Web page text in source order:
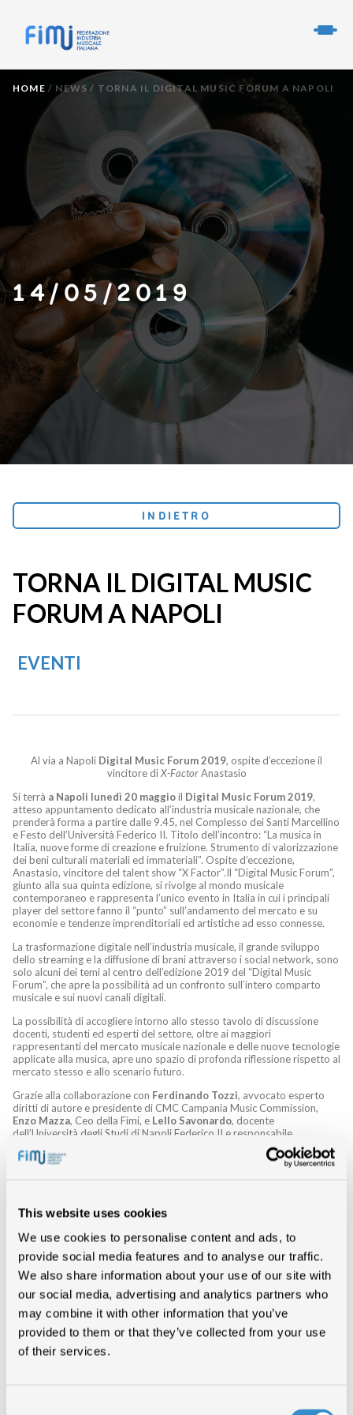
This website uses cookies
We use cookies to personalise content and ads, to
provide social media features and to analyse our traffic.
We also share information about your use of our site with
our social media, advertising and analytics partners who
may combine it with other information that you’ve
provided to them or that they’ve collected from your use
of their services.
HOME / NEWS / TORNA IL DIGITAL MUSIC FORUM A NAPOLI
14/05/2019
INDIETRO
TORNA IL DIGITAL MUSIC
FORUM A NAPOLI
EVENTI
Al via a Napoli Digital Music Forum 2019, ospite d’eccezione il
vincitore diX-FactorAnastasio
Si terrà a Napoli lunedì 20 maggioil Digital Music Forum 2019,
atteso appuntamento dedicato all’industria musicale nazionale, che
prenderà forma a partire dalle 9.45, nel Complesso dei Santi Marcellino
e Festo dell’Università Federico II. Titolo dell’incontro: “La musica in
Italia, nuove forme di creazione e fruizione. Strumento di valorizzazione
dei beni culturali materiali ed immateriali”. Ospite d’eccezione,
Anastasio, vincitore del talent show “X Factor”.Il “Digital Music Forum”,
giunto alla sua quinta edizione, si rivolge al mondo musicale
contemporaneo e rappresenta l’unico evento in Italia in cui i principali
player del settore fanno il “punto” sull’andamento del mercato e su
economie e tendenze imprenditoriali ed artistiche ad esso connesse.
La trasformazione digitale nell’industria musicale, il grande sviluppo
dello streaming e la diffusione di brani attraverso i social network, sono
solo alcuni dei temi al centro dell’edizione 2019 del “Digital Music
Forum”, che apre la possibilità ad un confronto sull’intero comparto
musicale e sui nuovi canali digitali.
La possibilità di accogliere intorno allo stesso tavolo di discussione
docenti, studenti ed esperti del settore, oltre ai maggiori
rappresentanti del mercato musicale nazionale e delle nuove tecnologie
applicate alla musica, apre uno spazio di profonda riflessione rispetto al
mercato stesso e allo scenario futuro.
Grazie alla collaborazione con Ferdinando Tozzi, avvocato esperto
diritti di autore e presidente di CMC Campania Music Commission,
Enzo Mazza, Ceo della Fimi, e Lello Savonardo, docente
dell’Università degli Studi di Napoli Federico II e responsabile
dell’Osservatorio Giovani (OTG), il “Digital Music Forum” da Milano
approda a Napoli, quale esempio concreto di ciò che la CMC intende
Coordinamento di Progetti Speciali e l’Innovazione Organizzativa della
Federico II (COINOR), in collaborazione con l’Osservatorio Giovani
(OTG).
‘Dopo il successo degli Stati Generali della Musica Emergente – Suoni
Giovani del Sud, che ha visto un significativo confronto di operatori,
istituzioni, docenti e artisti sul ruolo della musica come volano e
sviluppo economico e culturale del meridione, l’Osservatorio Giovani
dell’Ateneo Federico II promuove a Napoli il Digital Music Forum, per
un confronto sui nuovi scenari che le tecnologie digitali stanno
generando, sia sul piano della produzione che della fruizione musicale. –
spiega il professore
istituzioni vedrà la partecipazione di Marco Anastasio, tra i principali
linguaggi del rap e sull’uso delle tecnologie digitali nei processi creativi’.